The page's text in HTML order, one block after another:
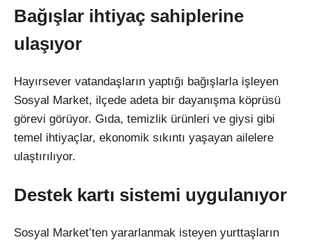
Bağışlar ihtiyaç sahiplerine
ulaşıyor
Hayırsever vatandaşların yaptığı bağışlarla işleyen
Sosyal Market, ilçede adeta bir dayanışma köprüsü
görevi görüyor. Gıda, temizlik ürünleri ve giysi gibi
temel ihtiyaçlar, ekonomik sıkıntı yaşayan ailelere
ulaştırılıyor.
Destek kartı sistemi uygulanıyor
Sosyal Market’ten yararlanmak isteyen yurttaşların